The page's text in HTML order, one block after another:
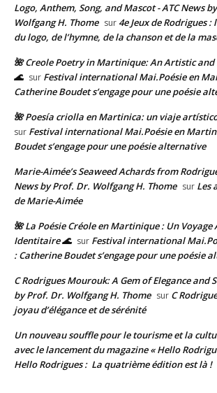
Logo, Anthem, Song, and Mascot - ATC News
Wolfgang H. Thome sur4e Jeux de Rodrigues
du logo, de l’hymne, de la chanson et de la
🌺 Creole Poetry in Martinique: An Artistic
🌊 sur Festival international Mai.Poésie en
Catherine Boudet s’engage pour une poésie
🌺 Poesía criolla en Martinica: un viaje
sur Festival international Mai.Poésie en
Boudet s’engage pour une poésie alternative
Marie-Aimée’s Seaweed Achards from
News by Prof. Dr. Wolfgang H. Thome sur Les
de Marie-Aimée
🌺 La Poésie Créole en Martinique : Un
Identitaire 🌊 sur Festival international
: Catherine Boudet s’engage pour une poésie
C Rodrigues Mourouk: A Gem of Elegance and
by Prof. Dr. Wolfgang H. Thome sur C
joyau d’élégance et de sérénité
Un nouveau souffle pour le tourisme et la
avec le lancement du magazine « Hello
Hello Rodrigues : La quatrième édition est là !